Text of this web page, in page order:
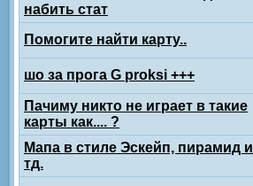
набить стат
Помогите найти карту..
шо за прога G proksi +++
Пачиму никто не играет в такие
карты как.... ?
Мапа в стиле Эскейп, пирамид и
тд.